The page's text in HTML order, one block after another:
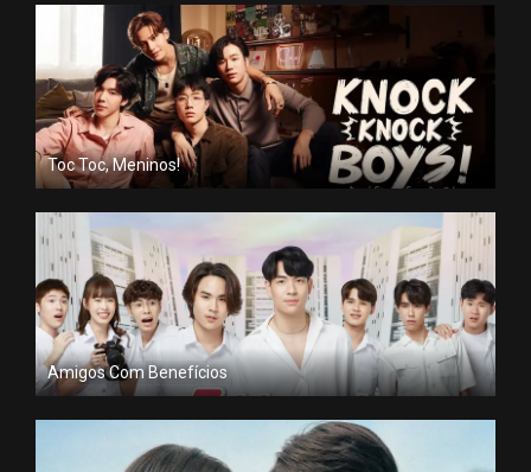
Toc Toc, Meninos!
Amigos Com Benefícios